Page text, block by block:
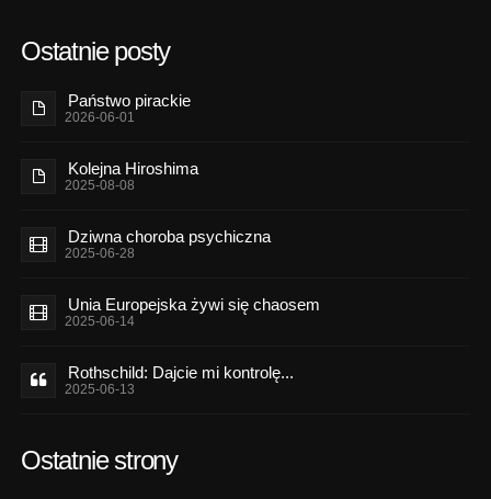
Ostatnie posty
Państwo pirackie
2026-06-01
Kolejna Hiroshima
2025-08-08
Dziwna choroba psychiczna
2025-06-28
Unia Europejska żywi się chaosem
2025-06-14
Rothschild: Dajcie mi kontrolę...
2025-06-13
Ostatnie strony